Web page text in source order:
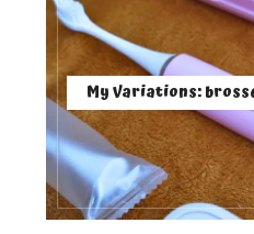
My Variations: